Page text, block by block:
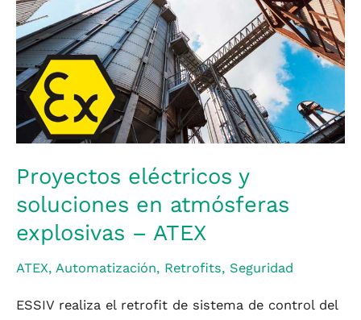
Proyectos eléctricos y
soluciones en atmósferas
explosivas – ATEX
ATEX, Automatización, Retrofits, Seguridad
ESSIV realiza el retrofit de sistema de control del
soluciones
en
atmósferas
explosivas
–
ATEX